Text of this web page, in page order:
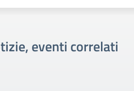
eventi correlati